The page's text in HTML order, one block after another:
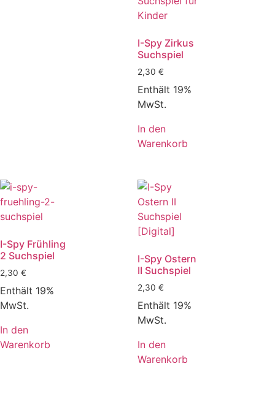
I-Spy Zirkus
Suchspiel
2,30 €
Enthält 19%
MwSt.
In den
Warenkorb
I-Spy Frühling
2 Suchspiel
2,30 €
Enthält 19%
MwSt.
In den
Warenkorb
I-Spy Ostern
II Suchspiel
2,30 €
Enthält 19%
MwSt.
In den
Warenkorb